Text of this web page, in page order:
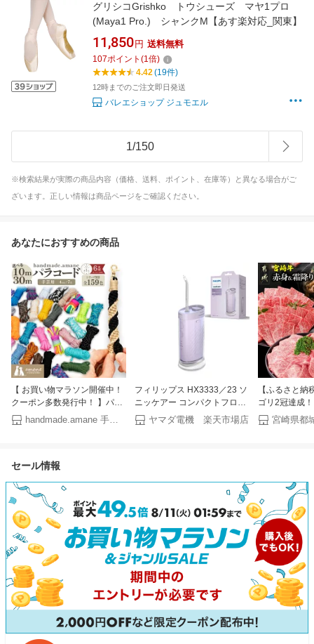
グリシコGrishko トウシューズ マヤ1プロ
(Maya1 Pro.) シャンクM【あす楽対応_関東】
11,850 円 送料無料
107ポイント (1倍)
4.42(19件)
12時までのご注文即日発送
バレエショップ ジュモエル
1/150
※検索結果が実際の商品内容（価格、送料、ポイント、在庫等）と異なる場合がご
ざいます。正しい情報は商品ページをご確認ください。
あなたにおすすめの商品
【 お買い物マラソン開催中！
クーポン多数発行中！ 】パラ
コード 4mm 10m 30m パラシ
ュートコード テントロープ ガ
リード ガイロープ キャンプ用
ット ひも アウトドア ミリタ
リー
handmade.amane 手芸用品専門店
フィリップス HX3333／23 ソ
ニッケアー コンパクトフロッ
サー 1000 IPX7 防水 折りたた
み式タンク付属 ライトパープ
ヤマダ電機 楽天市場店
【ふるさと納
ゴリ2冠達成
部位＆カット
り)or(赤身の
【宮崎県都城
宮崎県都
セール情報